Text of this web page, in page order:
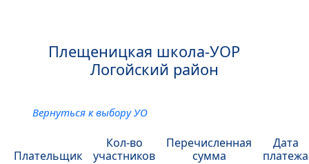
Плещеницкая школа-УОР
Логойский район
Вернуться к выбору УО
Плательщик
Кол-во
участников
Перечисленная
сумма
Дата
платежа